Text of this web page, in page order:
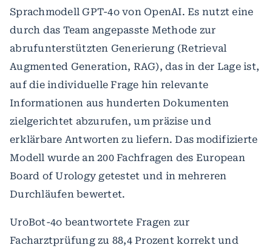
Sprachmodell GPT-4o von OpenAI. Es nutzt eine
durch das Team angepasste Methode zur
abrufunterstützten Generierung (Retrieval
Augmented Generation, RAG), das in der Lage ist,
auf die individuelle Frage hin relevante
Informationen aus hunderten Dokumenten
zielgerichtet abzurufen, um präzise und
erklärbare Antworten zu liefern. Das modifizierte
Modell wurde an 200 Fachfragen des European
Board of Urology getestet und in mehreren
Durchläufen bewertet.
UroBot-4o beantwortete Fragen zur
Facharztprüfung zu 88,4 Prozent korrekt und